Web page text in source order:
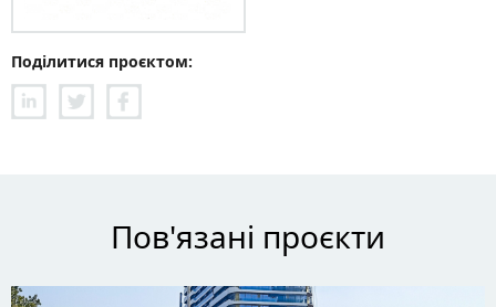
Поділитися проєктом:
Пов'язані проєкти